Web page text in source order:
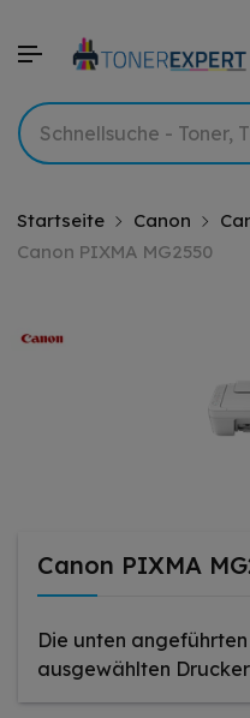
Startseite Canon
Canon PIXMA MG2550
Canon PIXMA
Die unten
ausgewählten